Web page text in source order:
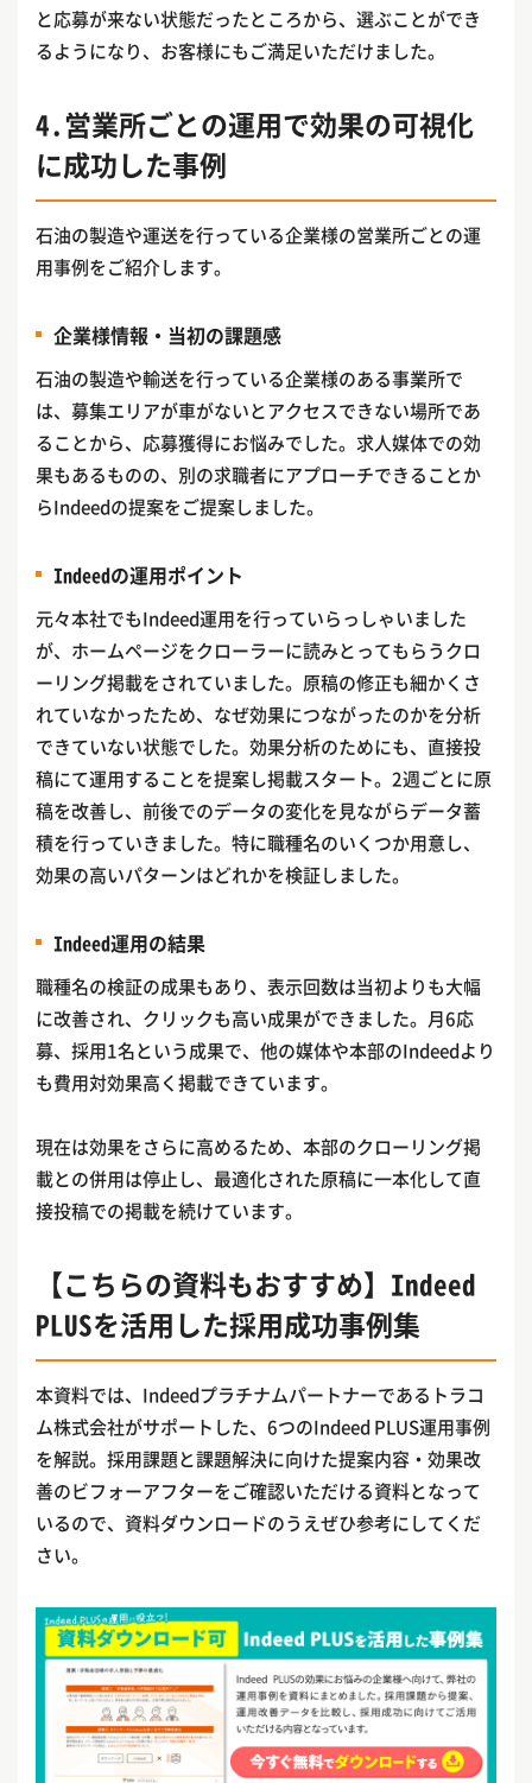
と応募が来ない状態だったところから、選ぶことができ
るようになり、お客様にもご満足いただけました。
4.営業所ごとの運用で効果の可視化
に成功した事例
石油の製造や運送を行っている企業様の営業所ごとの運
用事例をご紹介します。
企業様情報・当初の課題感
石油の製造や輸送を行っている企業様のある事業所で
は、募集エリアが車がないとアクセスできない場所であ
ることから、応募獲得にお悩みでした。求人媒体での効
果もあるものの、別の求職者にアプローチできることか
らIndeedの提案をご提案しました。
Indeedの運用ポイント
元々本社でもIndeed運用を行っていらっしゃいました
が、ホームページをクローラーに読みとってもらうクロ
ーリング掲載をされていました。原稿の修正も細かくさ
れていなかったため、なぜ効果につながったのかを分析
できていない状態でした。効果分析のためにも、直接投
稿にて運用することを提案し掲載スタート。2週ごとに原
稿を改善し、前後でのデータの変化を見ながらデータ蓄
積を行っていきました。特に職種名のいくつか用意し、
効果の高いパターンはどれかを検証しました。
Indeed運用の結果
職種名の検証の成果もあり、表示回数は当初よりも大幅
に改善され、クリックも高い成果ができました。月6応
募、採用1名という成果で、他の媒体や本部のIndeedより
も費用対効果高く掲載できています。
現在は効果をさらに高めるため、本部のクローリング掲
載との併用は停止し、最適化された原稿に一本化して直
接投稿での掲載を続けています。
【こちらの資料もおすすめ】Indeed
PLUSを活用した採用成功事例集
本資料では、Indeedプラチナムパートナーであるトラコ
ム株式会社がサポートした、6つのIndeed PLUS運用事例
を解説。採用課題と課題解決に向けた提案内容・効果改
善のビフォーアフターをご確認いただける資料となって
いるので、資料ダウンロードのうえぜひ参考にしてくだ
さい。